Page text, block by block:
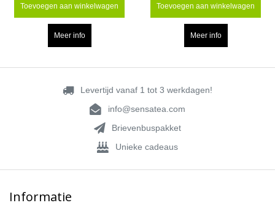
Toevoegen aan winkelwagen
Meer info
Toevoegen aan winkelwagen
Meer info
Levertijd vanaf 1 tot 3 werkdagen!
info@sensatea.com
Brievenbuspakket
Unieke cadeaus
Informatie